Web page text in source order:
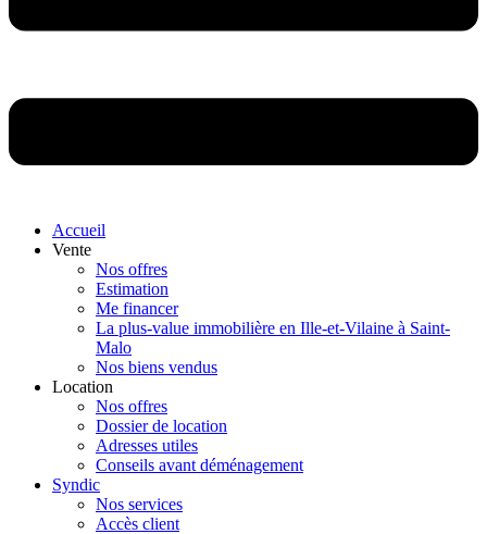
Accueil
Vente
Nos offres
Estimation
Me financer
La plus-value immobilière en Ille-et-Vilaine à Saint-
Malo
Nos biens vendus
Location
Nos offres
Dossier de location
Adresses utiles
Conseils avant déménagement
Syndic
Nos services
Accès client